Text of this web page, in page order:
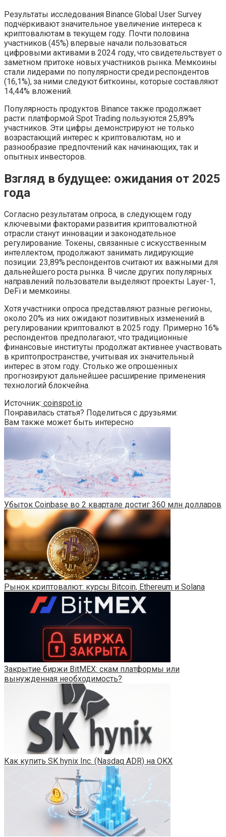
Результаты исследования Binance Global User Survey
подчёркивают значительное увеличение интереса к
криптовалютам в текущем году. Почти половина
участников (45%) впервые начали пользоваться
цифровыми активами в 2024 году, что свидетельствует о
заметном притоке новых участников рынка. Мемкоины
стали лидерами по популярности среди респондентов
(16,1%), за ними следуют биткоины, которые составляют
14,44% вложений.
Популярность продуктов Binance также продолжает
расти: платформой Spot Trading пользуются 25,89%
участников. Эти цифры демонстрируют не только
возрастающий интерес к криптовалютам, но и
разнообразие предпочтений как начинающих, так и
опытных инвесторов.
Взгляд в будущее: ожидания от 2025
года
Согласно результатам опроса, в следующем году
ключевыми факторами развития криптовалютной
отрасли станут инновации и законодательное
регулирование. Токены, связанные с искусственным
интеллектом, продолжают занимать лидирующие
позиции: 23,89% респондентов считают их важными для
дальнейшего роста рынка. В числе других популярных
направлений пользователи выделяют проекты Layer-1,
DeFi и мемкоины.
Хотя участники опроса представляют разные регионы,
около 20% из них ожидают позитивных изменений в
регулировании криптовалют в 2025 году. Примерно 16%
респондентов предполагают, что традиционные
финансовые институты продолжат активнее участвовать
в криптопространстве, учитывая их значительный
интерес в этом году. Столько же опрошенных
прогнозируют дальнейшее расширение применения
технологий блокчейна.
Источник: coinspot.io
Понравилась статья? Поделиться с друзьями:
Вам также может быть интересно
Убыток Coinbase во 2 квартале достиг 360 млн долларов
Рынок криптовалют: курсы Bitcoin, Ethereum и Solana
Закрытие биржи BitMEX: скам платформы или
вынужденная необходимость?
Как купить SK hynix Inc. (Nasdaq ADR) на OKX